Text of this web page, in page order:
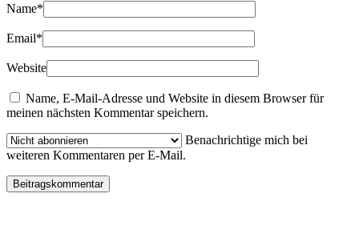
Name*
Email*
Website
Name, E-Mail-Adresse und Website in diesem Browser für
meinen nächsten Kommentar speichern.
Benachrichtige mich bei
weiteren Kommentaren per E-Mail.